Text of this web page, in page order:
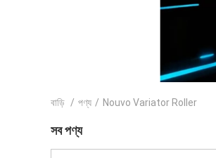
বাড়ি / পণ্য / Nouvo Variator Roller
সব পণ্য